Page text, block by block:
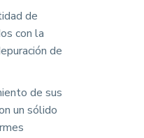
de
con la
de
de sus
un sólido